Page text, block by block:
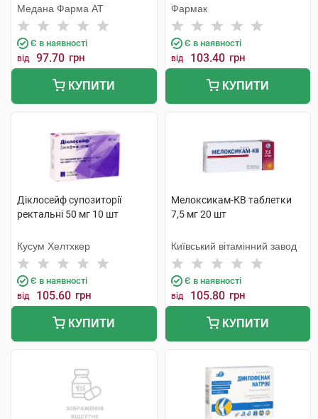
Медана Фарма АТ
Є в наявності
від 97.70 грн
КУПИТИ
Фармак
Є в наявності
від 103.40 грн
КУПИТИ
Діклосейф супозиторії
ректальні 50 мг 10 шт
Кусум Хелтхкер
Є в наявності
від 105.60 грн
КУПИТИ
Мелоксикам-КВ таблетки
7,5 мг 20 шт
Київський вітамінний завод
Є в наявності
від 105.80 грн
КУПИТИ